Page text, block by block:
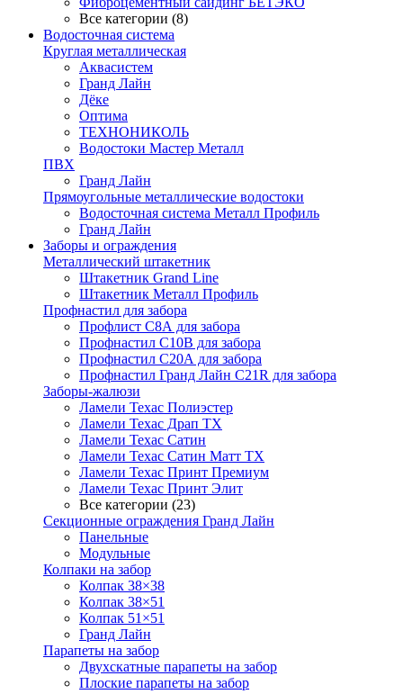
Все категории (8)
Водосточная система
Круглая металлическая
Аквасистем
Гранд Лайн
Дёке
Оптима
ТЕХНОНИКОЛЬ
Водостоки Мастер Металл
ПВХ
Гранд Лайн
Прямоугольные металлические водостоки
Водосточная система Металл Профиль
Гранд Лайн
Заборы и ограждения
Металлический штакетник
Штакетник Grand Line
Штакетник Металл Профиль
Профнастил для забора
Профлист С8А для забора
Профнастил С10В для забора
Профнастил С20А для забора
Профнастил Гранд Лайн С21R для забора
Заборы-жалюзи
Ламели Техас Полиэстер
Ламели Техас Драп ТХ
Ламели Техас Сатин
Ламели Техас Сатин Матт ТХ
Ламели Техас Принт Премиум
Ламели Техас Принт Элит
Все категории (23)
Секционные ограждения Гранд Лайн
Панельные
Модульные
Колпаки на забор
Колпак 38×38
Колпак 38×51
Колпак 51×51
Гранд Лайн
Парапеты на забор
Двухскатные парапеты на забор
Плоские парапеты на забор